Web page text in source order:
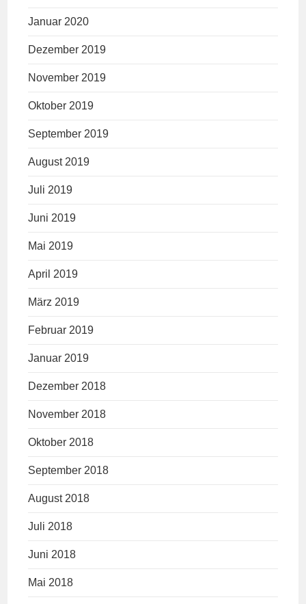
Januar 2020
Dezember 2019
November 2019
Oktober 2019
September 2019
August 2019
Juli 2019
Juni 2019
Mai 2019
April 2019
März 2019
Februar 2019
Januar 2019
Dezember 2018
November 2018
Oktober 2018
September 2018
August 2018
Juli 2018
Juni 2018
Mai 2018